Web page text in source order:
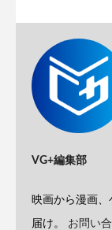
VG+編集部
映画から漫画
届け。 お問い